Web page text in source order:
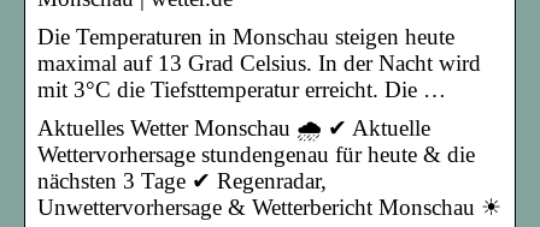
Die Temperaturen in Monschau steigen heute
maximal auf 13 Grad Celsius. In der Nacht wird
mit 3°C die Tiefsttemperatur erreicht. Die …
Aktuelles Wetter Monschau 🌧️ ✔ Aktuelle
Wettervorhersage stundengenau für heute & die
nächsten 3 Tage ✔ Regenradar,
Unwettervorhersage & Wetterbericht Monschau ☀